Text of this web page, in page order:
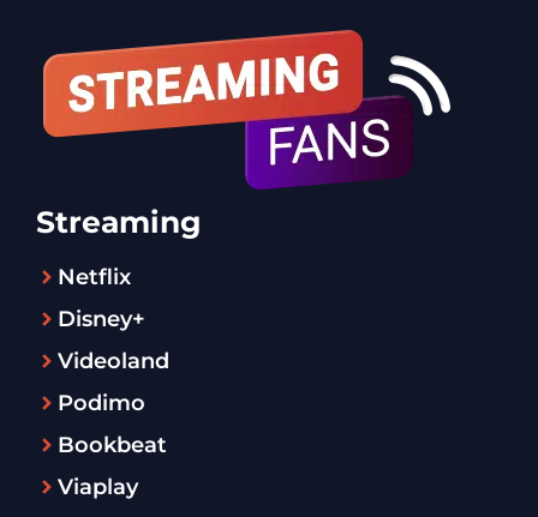
Streaming
Netflix
Disney+
Videoland
Podimo
Bookbeat
Viaplay